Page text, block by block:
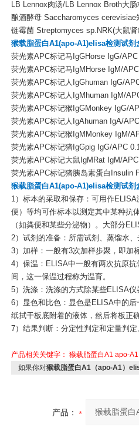
LB Lennox肉汤/LB Lennox Broth大
酿酒酵母 Saccharomyces
链霉菌 Streptomyces sp.NRK(大鼠
猴载脂蛋白A1(apo-A1)elisa检测试剂
荧光素APC标记马IgGHorse IgG/
荧光素APC标记马IgMHorse IgM/
荧光素APC标记人IgGhuman IgG/
荧光素APC标记人IgMhuman IgM/
荧光素APC标记猴IgGMonkey IgG/
荧光素APC标记人IgAhuman IgA/
荧光素APC标记猴IgMMonkey IgM/
荧光素APC标记猪IgGpig IgG/APC
荧光素APC标记大鼠IgMRat IgM/
荧光素APC标记猪胰岛素蛋白Insulin
猴载脂蛋白A1(apo-A1)elisa检测试剂
1）标本的采取和保存：可用作
便）等均可作标本以测定其中某种抗
（如粪便和某些分泌物）。大部分
2）试剂的准备：所需试剂、蒸馏水
3）加样：一般有3次加样步聚，即加
4）保温：ELISA中一般有两次抗原
间，这一保温过程称为温育。
5）洗涤：洗涤的方式除某些ELISA
6）显色和比色：显色是ELISA中的
纸拭干板底附着的液体，然后将板正
7）结果判断：分定性判定和定量判定
产品相关关键字： 猴载脂蛋白A1 apo-A1
如果你对猴载脂蛋白A1（apo-A1）
产品：